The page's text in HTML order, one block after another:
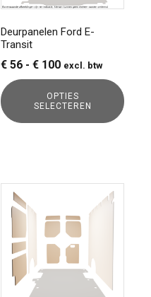
Deurpanelen Ford E-
Transit
€ 56 - € 100Prijsklasse:
€ 56
tot
excl. btw
OPTIES
SELECTEREN
kan
gekozen
worden
op
de
productpagina
product
meerdere
variaties.
Deze